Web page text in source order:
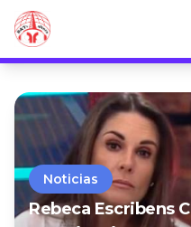
Noticias
Rebeca Escribens